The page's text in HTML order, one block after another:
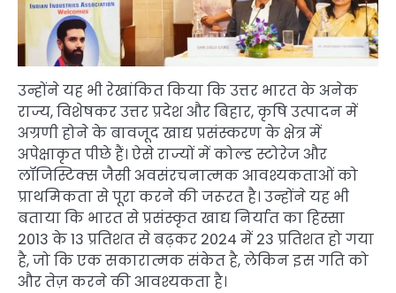
उन्होंने यह भी रेखांकित किया कि उत्तर भारत के अनेक
राज्य, विशेषकर उत्तर प्रदेश और बिहार, कृषि उत्पादन में
अग्रणी होने के बावजूद खाद्य प्रसंस्करण के क्षेत्र में
अपेक्षाकृत पीछे हैं। ऐसे राज्यों में कोल्ड स्टोरेज और
लॉजिस्टिक्स जैसी अवसंरचनात्मक आवश्यकताओं को
प्राथमिकता से पूरा करने की जरूरत है। उन्होंने यह भी
बताया कि भारत से प्रसंस्कृत खाद्य निर्यात का हिस्सा
2013 के 13 प्रतिशत से बढ़कर 2024 में 23 प्रतिशत हो गया
है, जो कि एक सकारात्मक संकेत है, लेकिन इस गति को
और तेज़ करने की आवश्यकता है।